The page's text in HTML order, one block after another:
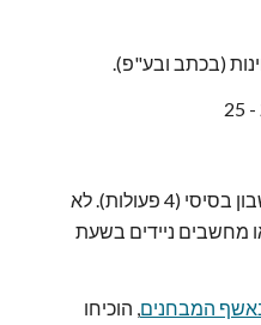
המבחנים